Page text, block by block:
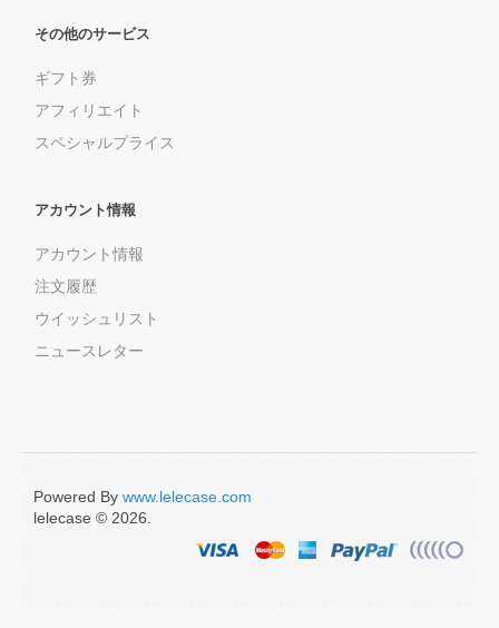
その他のサービス
ギフト券
アフィリエイト
スペシャルプライス
アカウント情報
アカウント情報
注文履歴
ウイッシュリスト
ニュースレター
Powered By www.lelecase.com
lelecase © 2026.